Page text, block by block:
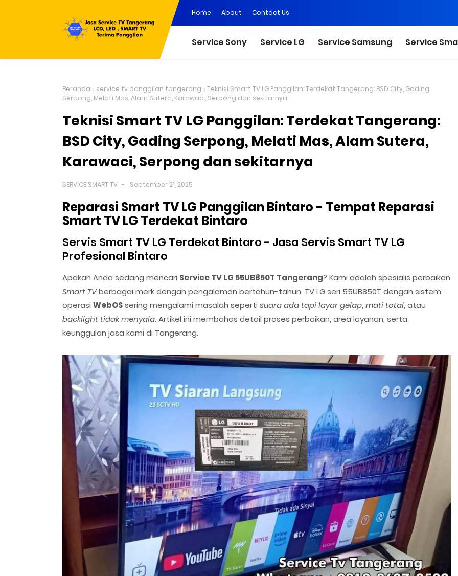
Home About Contact Us
Service Sony Service LG Service Samsung Service
Beranda service tv panggilan tangerang
Teknisi Smart TV LG Panggilan: Terdekat Tangerang: BSD City, Gading
Serpong, Melati Mas, Alam Sutera, Karawaci, Serpong dan sekitarnya
Teknisi Smart TV LG Panggilan: Terdekat Tangerang:
BSD City, Gading Serpong, Melati Mas, Alam Sutera,
Karawaci, Serpong dan sekitarnya
SERVICE SMART TV September 21, 2025
Reparasi Smart TV LG Panggilan Bintaro - Tempat Reparasi
Smart TV LG Terdekat Bintaro
Servis Smart TV LG Terdekat Bintaro - Jasa Servis Smart TV LG
Profesional Bintaro
Apakah Anda sedang mencari Service TV LG 55UB850T Tangerang? Kami adalah spesialis perbaikan
Smart TVberbagai merk dengan pengalaman bertahun-tahun. TV LG seri 55UB850T dengan sistem
operasi WebOSsering mengalami masalah seperti suara ada tapi layar gelap, mati total, atau
backlight tidak menyala. Artikel ini membahas detail proses perbaikan, area layanan, serta
keunggulan jasa kami di Tangerang.